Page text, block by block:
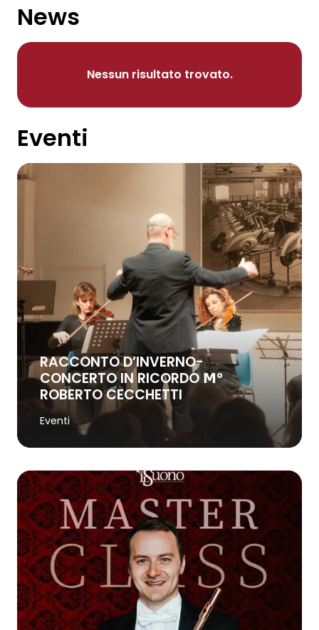
News
Nessun risultato trovato.
Eventi
RACCONTO D’INVERNO-
CONCERTO IN RICORDO 𝗠°
ROBERTO CECCHETTI
Eventi